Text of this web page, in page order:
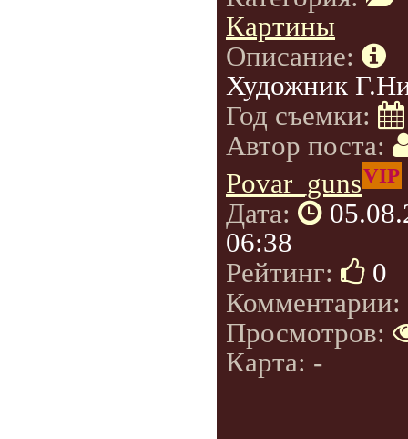
Картины
Описание:
Художник
Год съемки:
Автор поста:
Povar_gunsVIP
Дата:
06:38
Рейтинг:
0
Комментарии:
Просмотров:
Карта: -